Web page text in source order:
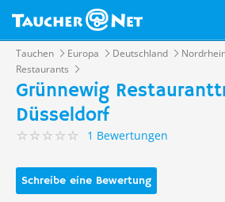
Tauchen Europa Deutschland
Restaurants
Grünnewig
Düsseldorf
1 Bewertungen
Schreibe eine Bewertung